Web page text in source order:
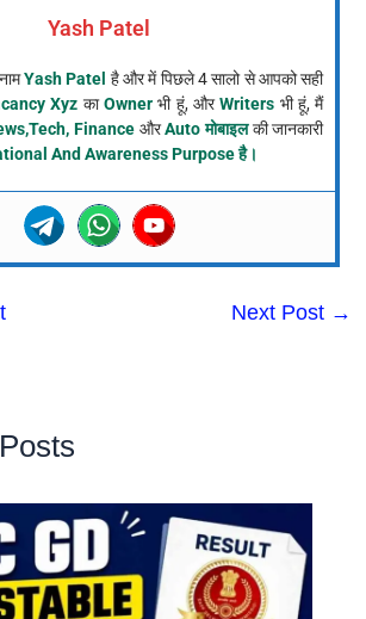
Yash Patel
Yash Patel है और में पिछले 4 सालो से आपको सही
Xyz काOwnerभी हूं, औरWriters भी हूं, मैं
Finance औरAuto मोबाइलकी जानकारी
And Awareness Purpose है।
Next Post →